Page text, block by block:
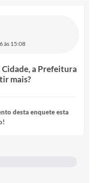
às 15:08
a Prefeitura
mais?
desta enquete esta